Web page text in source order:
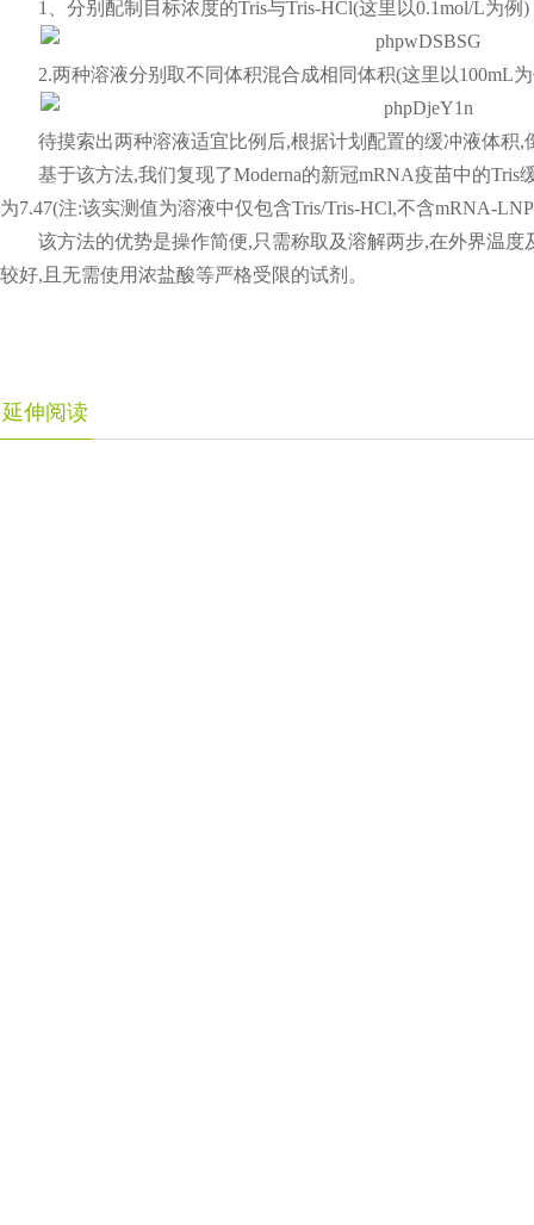
1、分别配制目标浓度的Tris与Tris-HCl(这里以0.1mol/L为例)
2.两种溶液分别取不同体积混合成相同体积(这里以100mL
待摸索出两种溶液适宜比例后,根据计划配置的缓冲液体积,
基于该方法,我们复现了Moderna的新冠mRNA疫苗中的Tris
为7.47(注:该实测值为溶液中仅包含Tris/Tris-HCl,不含mRNA-
该方法的优势是操作简便,只需称取及溶解两步,在外界温
较好,且无需使用浓盐酸等严格受限的试剂。
延伸阅读